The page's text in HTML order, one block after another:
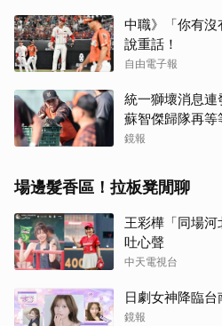
中職》「你有
說重話！
自由電子報
統一獅壞消息
蘇智傑歸隊再等
鏡報
場邊髮香區！拉板凳閒聊
王彩樺「同場
吐心聲
中天電視台
日劇女神降臨
鏡報